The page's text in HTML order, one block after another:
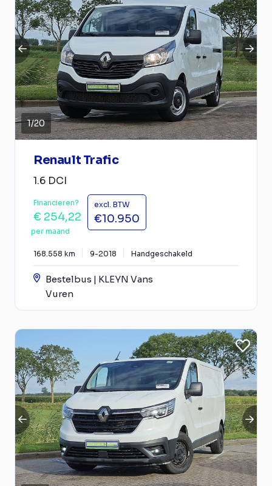
1/20
Renault Trafic
1.6 DCI
Financieren?
€ 254,22
per maand
excl. BTW
€10.950
168.558 km 9-2018 Handgeschakeld
Bestelbus | KLEYN Vans
Vuren